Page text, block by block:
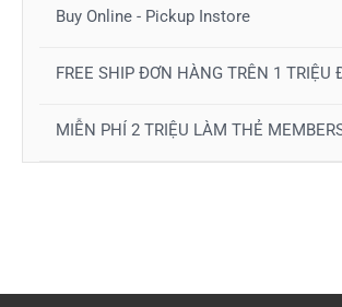
Buy Online - Pickup Instore
FREE SHIP ĐƠN HÀNG TRÊN 1 TRIỆU
MIỄN PHÍ 2 TRIỆU LÀM THẺ